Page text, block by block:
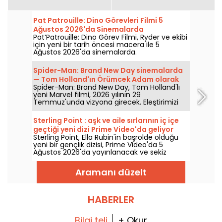
Pat Patrouille: Dino Görevleri Filmi 5
Ağustos 2026'da Sinemalarda
Pat’Patrouille: Dino Görev Filmi, Ryder ve ekibi
için yeni bir tarih öncesi macera ile 5
Ağustos 2026'da sinemalarda.
Spider-Man: Brand New Day sinemalarda
— Tom Holland'ın Örümcek Adam olarak
dönüşüne dair spoiler içermeyen
incelememiz
Spider-Man: Brand New Day, Tom Holland'lı
yeni Marvel filmi, 2026 yılının 29
Temmuz'unda vizyona girecek. Eleştirimizi
keşfedin!
Sterling Point : aşk ve aile sırlarının iç içe
geçtiği yeni dizi Prime Video'da geliyor
Sterling Point, Ella Rubin'in başrolde olduğu
yeni bir gençlik dizisi, Prime Video'da 5
Ağustos 2026'da yayınlanacak ve sekiz
bölümden oluşuyor.
Aramanı düzelt
HABERLER